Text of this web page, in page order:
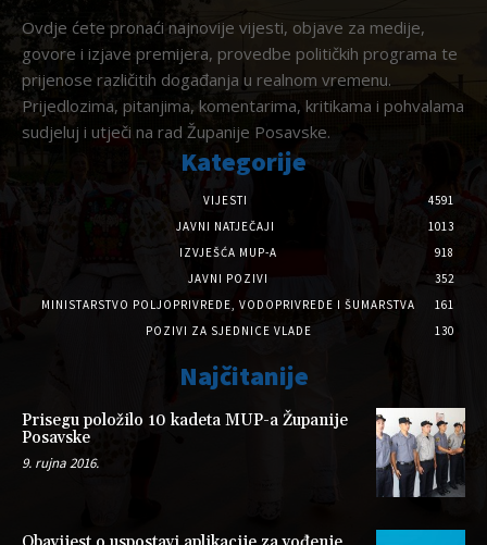
Ovdje ćete pronaći najnovije vijesti, objave za medije,
govore i izjave premijera, provedbe političkih programa te
prijenose različitih događanja u realnom vremenu.
Prijedlozima, pitanjima, komentarima, kritikama i pohvalama
sudjeluj i utječi na rad Županije Posavske.
Kategorije
VIJESTI
4591
JAVNI NATJEČAJI
1013
IZVJEŠĆA MUP-A
918
JAVNI POZIVI
352
MINISTARSTVO POLJOPRIVREDE, VODOPRIVREDE I ŠUMARSTVA
161
POZIVI ZA SJEDNICE VLADE
130
Najčitanije
Prisegu položilo 10 kadeta MUP-a Županije
Posavske
9. rujna 2016.